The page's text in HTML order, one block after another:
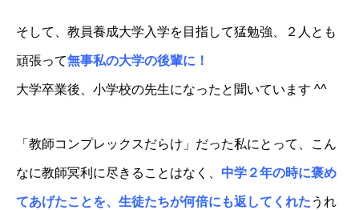
そして、教員養成大学入学を目指して猛勉強、２人とも
頑張って無事私の大学の後輩に！
大学卒業後、小学校の先生になったと聞いています ^^
「教師コンプレックスだらけ」だった私にとって、こん
なに教師冥利に尽きることはなく、 中学２年の時に褒め
てあげたことを、生徒たちが何倍にも返してくれた うれ